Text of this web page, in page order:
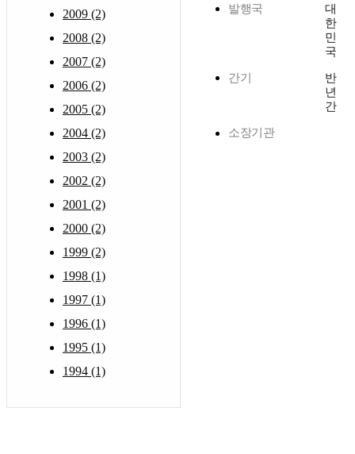
2009 (2)
2008 (2)
2007 (2)
2006 (2)
2005 (2)
2004 (2)
2003 (2)
2002 (2)
2001 (2)
2000 (2)
1999 (2)
1998 (1)
1997 (1)
1996 (1)
1995 (1)
1994 (1)
발행국
대
한
민
국
간기
반
년
간
소장기관